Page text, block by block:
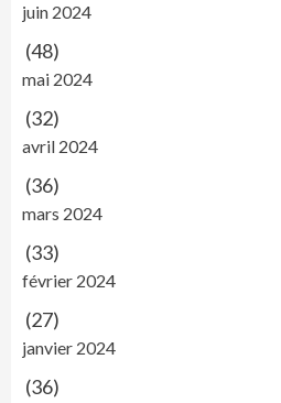
juin 2024
(48)
mai 2024
(32)
avril 2024
(36)
mars 2024
(33)
février 2024
(27)
janvier 2024
(36)